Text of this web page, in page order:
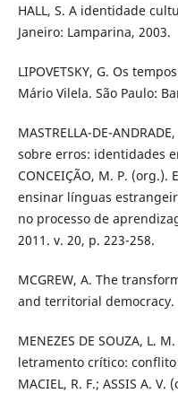
HALL, S. A identidade
Janeiro: Lamparina, 2003.
LIPOVETSKY, G. Os
Mário Vilela. São Paulo:
MASTRELLA-DE-
sobre erros: identidades
CONCEIÇÃO, M. P.
ensinar línguas
no processo de
2011. v. 20, p. 223-258.
MCGREW, A. The
and territorial democracy.
MENEZES DE SOUZA, L.
letramento crítico:
MACIEL, R. F.; ASSIS A.